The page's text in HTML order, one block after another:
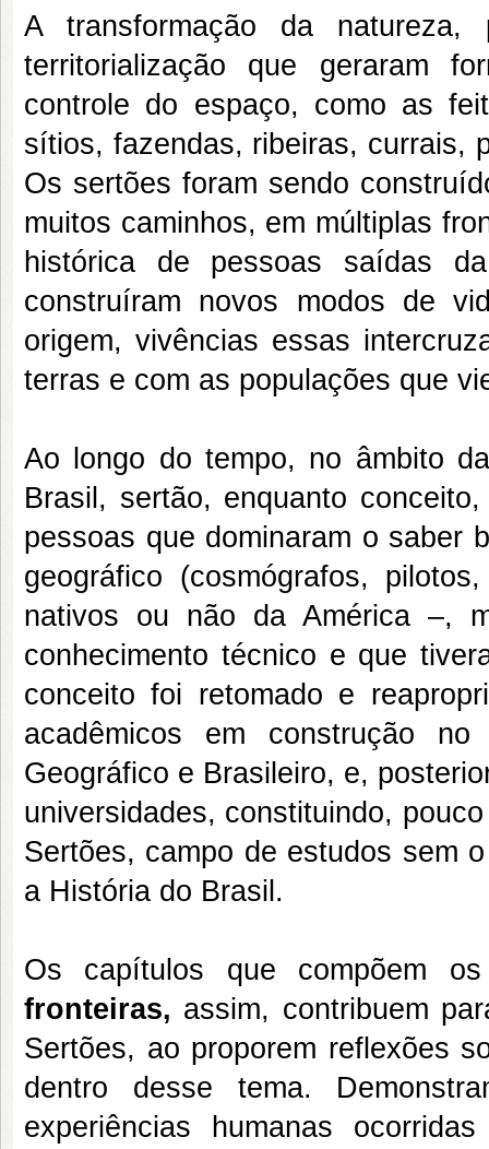
A transformação da
territorialização que geraram
controle do espaço, como as
sítios, fazendas, ribeiras, currais,
Os sertões foram sendo
muitos caminhos, em múltiplas
histórica de pessoas saídas
construíram novos modos de
origem, vivências essas
terras e com as populações que
Ao longo do tempo, no âmbito
Brasil, sertão, enquanto
pessoas que dominaram o saber
geográfico (cosmógrafos,
nativos ou não da América –,
conhecimento técnico e que
conceito foi retomado e
acadêmicos em construção
Geográfico e Brasileiro, e,
universidades, constituindo,
Sertões, campo de estudos sem
a História do Brasil.
Os capítulos que compõem
fronteiras, assim, contribuem
Sertões, ao proporem reflexões
dentro desse tema.
experiências humanas